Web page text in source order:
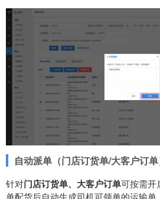
自动派单（门店订货单/大客户订单
针对门店订货单、大客户订单可按需开
单配货后自动生成司机可领单的运输单